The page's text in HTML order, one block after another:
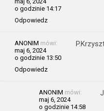
o godzinie 14:17
Odpowiedz
ANONIM mówi:
maj 6, 2024
o godzinie 13:50
Odpowiedz
ANONIM mówi:
maj 6, 2024
o godzinie 14:58